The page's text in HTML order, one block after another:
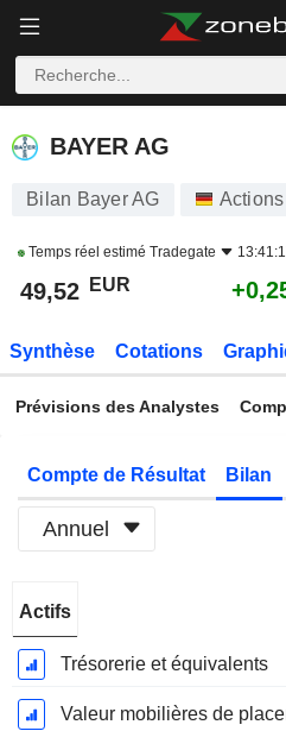
BAYER AG
BAYER AG
Bilan Bayer AG Actions
Temps réel estimé Tradegate
49,52 EUR
Synthèse Cotations
Prévisions des Analystes
Compte de Résultat Bilan
Annuel
Fiscale:
Décembre
Actifs
Trésorerie et équivalents